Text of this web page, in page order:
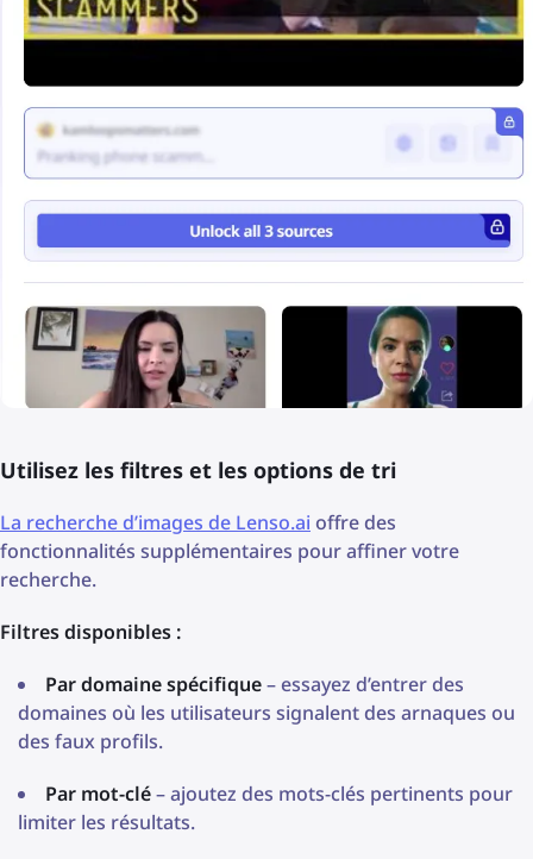
Utilisez les filtres et les options de tri
La recherche d’images de Lenso.ai offre des
fonctionnalités supplémentaires pour affiner votre
recherche.
Filtres disponibles :
Par domaine spécifique– essayez d’entrer des
domaines où les utilisateurs signalent des arnaques ou
des faux profils.
Par mot-clé– ajoutez des mots-clés pertinents pour
limiter les résultats.